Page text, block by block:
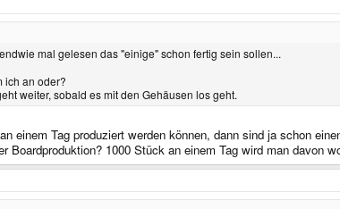
halben Tag.
mal gelesen das "einige" schon fertig sein sollen...
ich an oder?
mal gelesen das "einige" schon fertig sein sollen...
ich an oder?
weiter, sobald es mit den Gehäusen los geht.
einem Tag produziert werden können, dann sind ja schon
Boardproduktion? 1000 Stück an einem Tag wird man davon